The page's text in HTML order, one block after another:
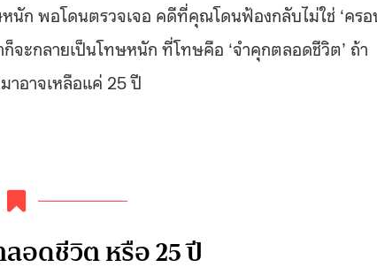
นัก พอโดนตรวจเจอ คดีที่คุณโดนฟ้องกลับไม่ใช่ ‘คร
ก็จะกลายเป็นโทษหนัก ที่โทษคือ ‘จำคุกตลอดชีวิต’ ถ้า
าอาจเหลือแค่ 25 ปี
อดชีวิต หรือ 25 ปี